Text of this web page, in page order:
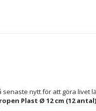
senaste nytt för att göra livet
Plast Ø 12 cm (12 antal)